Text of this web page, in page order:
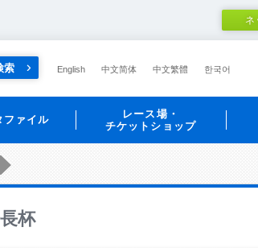
ネ
索 English 中文简体 中文繁體 한국어
ファイル
レース場・
チケットショップ
杯